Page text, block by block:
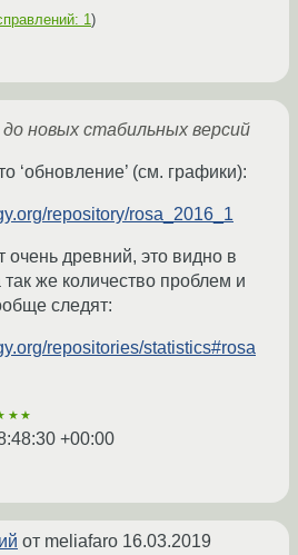
1)
новых стабильных версий
‘обновление’ (см. графики):
repository/rosa_2016_1
древний, это видно в
так же количество проблем и
следят:
repositories/statistics#rosa
+00:00
от meliafaro 16.03.2019